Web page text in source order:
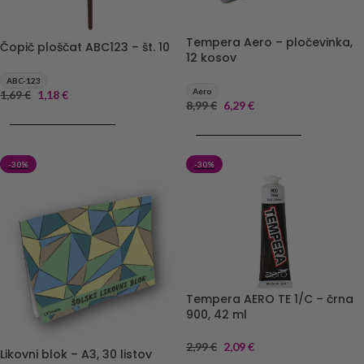
Čopič ploščat ABC123 – št. 10
ABC-123
1,69€ 1,18€
Tempera Aero – pločevinka,
12 kosov
Aero
8,99€ 6,29€
-30%
Likovni blok – A3, 30 listov
-30%
Tempera AERO TE 1/C – črna
900, 42 ml
2,99€ 2,09€